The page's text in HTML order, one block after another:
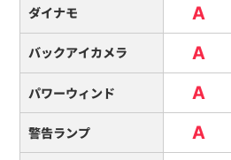
ダイナモ A
バックアイカメラ A
パワーウィンド A
警告ランプ A